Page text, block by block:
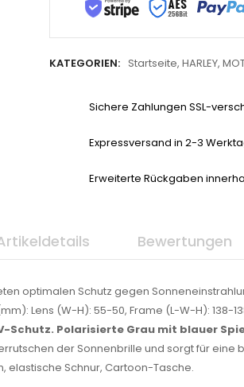
KATEGORIEN: Startseite, HARLEY,
Sichere Zahlungen SSL-
Expressversand in 2-3
Erweiterte Rückgaben
Bewertungen
optimalen Schutz gegen
Lens (W-H): 55-50, Frame (L-W-H): 138-
Schutz. Polarisierte Grau mit blauer
der Sonnenbrille und sorgt für eine
elastische Schnur, Cartoon-Tasche.